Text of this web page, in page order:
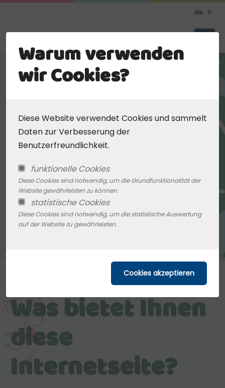
main
contentWarum verwenden
wir Cookies?
Diese Website verwendet Cookies und sammelt
Daten zur Verbesserung der
Benutzerfreundlichkeit.
funktionelle Cookies
Diese Cookies sind notwendig, um die Grundfunktionalität der
Website gewährleisten zu können.
statistische Cookies
Diese Cookies sind notwendig, um die statistische Auswertung
auf der Website zu gewährleisten.
de fr
Meine Kinderbetreuung
Was bietet Ihnen
diese
Internetseite?